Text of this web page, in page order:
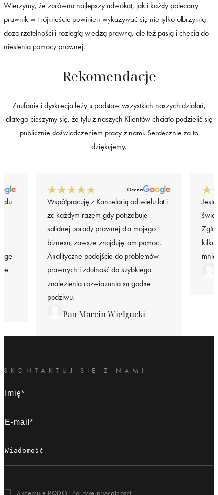
Wierzymy, że zarówno najlepszy adwokat, jak i każdy polecany
prawnik w Trójmieście powinien wykazywać się nie tylko olbrzymią
dozą rzetelności i rozległą wiedzą prawną, ale też pasją i chęcią do
niesienia pomocy prawnej.
Rekomendacje
Zaufanie i dyskrecja leży u podstaw wszystkich naszych działań,
dlatego cieszymy się, że tylu z naszych Klientów chciało podzielić się
publicznie doświadczeniem pracy z nami. Serdecznie za to
dziękujemy.
Ocena
Współpracuję z Kancelarią od wielu lat i
za każdym razem gdy potrzebuję
solidnej porady prawnej dla mojego
biznesu, zawsze znajduję tam pomoc.
Analityczne podejście do problemów
prawnych i zdolność do szybkiego
znalezienia rozwiązania są godne
podziwu.
Pan Marcin Wielgucki
kilku
SKONTAKTUJ SIĘ Z NAMI
Akceptuję RODO i Politykę prywatności